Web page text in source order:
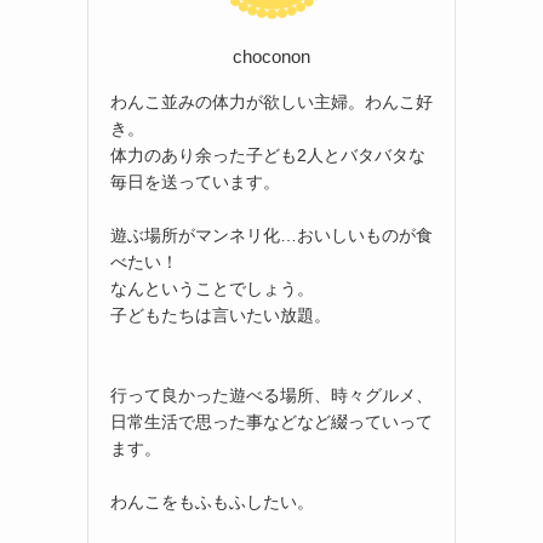
choconon
わんこ並みの体力が欲しい主婦。わんこ好
き。
体力のあり余った子ども2人とバタバタな
毎日を送っています。
遊ぶ場所がマンネリ化…おいしいものが食
べたい！
なんということでしょう。
子どもたちは言いたい放題。
行って良かった遊べる場所、時々グルメ、
日常生活で思った事などなど綴っていって
ます。
わんこをもふもふしたい。